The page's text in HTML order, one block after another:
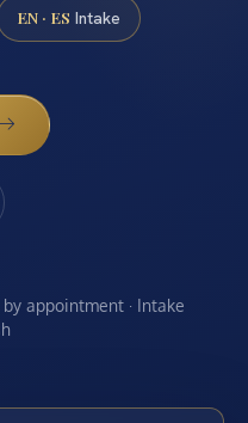
EN · ES Intake
appointment · Intake